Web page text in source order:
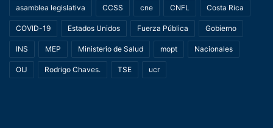
asamblea legislativa CCSS cne CNFL Costa Rica
COVID-19 Estados Unidos Fuerza Pública Gobierno
INS MEP Ministerio de Salud mopt Nacionales
OIJ Rodrigo Chaves. TSE ucr